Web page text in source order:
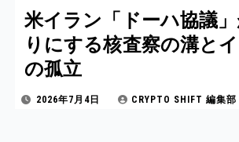
米イラン「ドーハ協議
りにする核査察の溝と
の孤立
2026年7月4日 CRYPTO SHIFT 編集部